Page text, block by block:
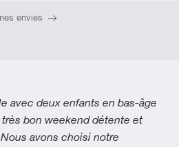
envies
avec deux enfants en bas-âge
bon weekend détente et
avons choisi notre